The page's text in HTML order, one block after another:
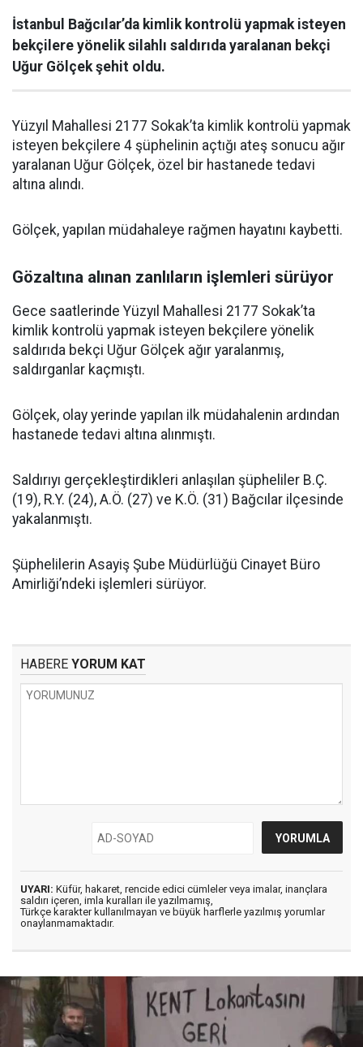
İstanbul Bağcılar’da kimlik kontrolü yapmak isteyen
bekçilere yönelik silahlı saldırıda yaralanan bekçi
Uğur Gölçek şehit oldu.
Yüzyıl Mahallesi 2177 Sokak’ta kimlik kontrolü yapmak
isteyen bekçilere 4 şüphelinin açtığı ateş sonucu ağır
yaralanan Uğur Gölçek, özel bir hastanede tedavi
altına alındı.
Gölçek, yapılan müdahaleye rağmen hayatını kaybetti.
Gözaltına alınan zanlıların işlemleri sürüyor
Gece saatlerinde Yüzyıl Mahallesi 2177 Sokak’ta
kimlik kontrolü yapmak isteyen bekçilere yönelik
saldırıda bekçi Uğur Gölçek ağır yaralanmış,
saldırganlar kaçmıştı.
Gölçek, olay yerinde yapılan ilk müdahalenin ardından
hastanede tedavi altına alınmıştı.
Saldırıyı gerçekleştirdikleri anlaşılan şüpheliler B.Ç.
(19), R.Y. (24), A.Ö. (27) ve K.Ö. (31) Bağcılar ilçesinde
yakalanmıştı.
Şüphelilerin Asayiş Şube Müdürlüğü Cinayet Büro
Amirliği’ndeki işlemleri sürüyor.
HABERE YORUM KAT
UYARI: Küfür, hakaret, rencide edici cümleler veya imalar, inançlara
saldırı içeren, imla kuralları ile yazılmamış,
Türkçe karakter kullanılmayan ve büyük harflerle yazılmış yorumlar
onaylanmamaktadır.